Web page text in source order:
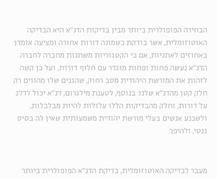
הבחירה הפופולרית ביותר מבין בדיקות הדנ"א היא הבדיקה
האוטוזומלית, אשר בודקת כשמונה דורות אחורה ומציעה אומדן
באחוזים לאתניות, אם כי הקטגוריות משתנות מחברה לחברה.
הדנ"א נעשה פחות ופחות מוגדר עם חלוף דורות, ועל כן קשה
לזהות את המורשת היהודית מסב רחוק, שהגנים שלו מהווים רק
חלק קטן מהדנ"א שלנו. בנוסף, לטענת מילגרום, דנ"א יכול לדלג
על דורות, וחלק מהבדיקות הללו עלולות להיות מבלבלות,
ולשכנע אנשים בעלי מורשת יהודית משמעותית שאין לה בסיס
גנטי, ולהיפך.
מעבר לבדיקה האוטוזומלית, בדיקת הדנ"א הפופולרית ביותר